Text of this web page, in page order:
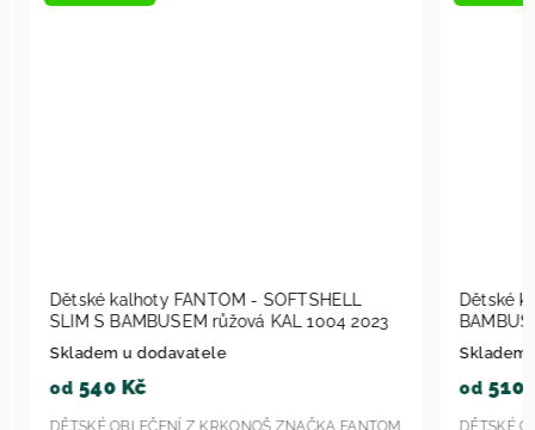
Dětské kalhoty FANTOM - SOFTSHELL
SLIM S BAMBUSEM růžová KAL 1004 2023
Skladem u dodavatele
od540 Kč
Dětské
Skladem
od510